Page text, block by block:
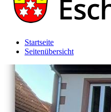
Startseite
Seitenübersicht